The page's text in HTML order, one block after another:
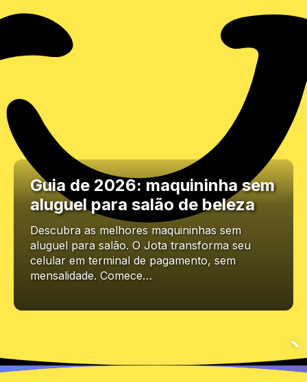
Guia de 2026: maquininha sem
aluguel para salão de beleza
Descubra as melhores maquininhas sem
aluguel para salão. O Jota transforma seu
celular em terminal de pagamento, sem
mensalidade. Comece…